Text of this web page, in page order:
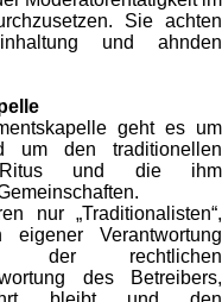
Sie achten
und ahnden
geht es um
um den traditionellen
Ritus und die ihm
nur „Traditionalisten“,
Verantwortung
der rechtlichen
des Betreibers,